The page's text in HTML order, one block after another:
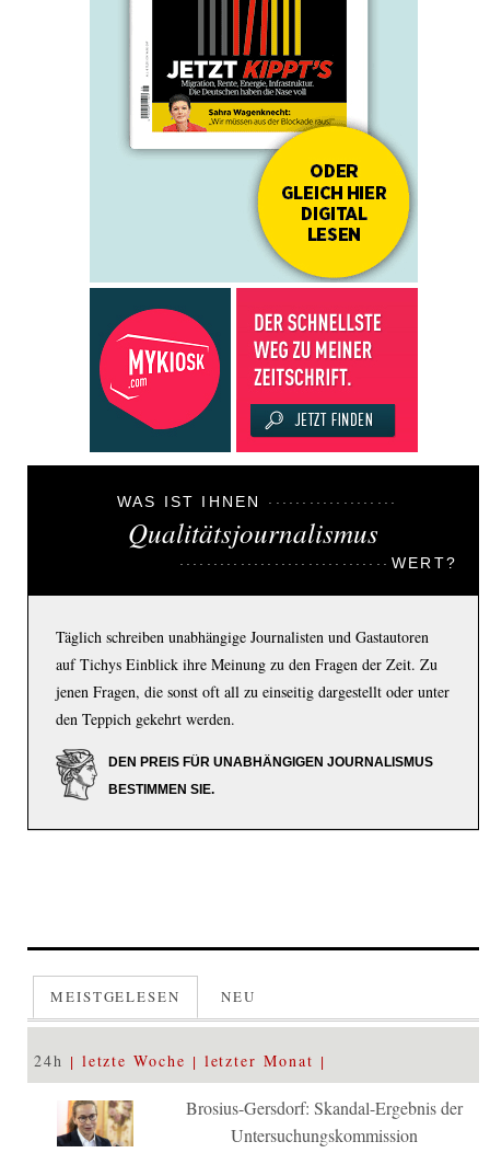
WAS IST IHNEN
Qualitätsjournalismus
WERT?
Täglich schreiben unabhängige Journalisten und Gastautoren
auf Tichys Einblick ihre Meinung zu den Fragen der Zeit. Zu
jenen Fragen, die sonst oft all zu einseitig dargestellt oder unter
den Teppich gekehrt werden.
DEN PREIS FÜR UNABHÄNGIGEN JOURNALISMUS
BESTIMMEN SIE.
MEISTGELESEN NEU
24h letzte Woche letzter Monat
Brosius-Gersdorf: Skandal-Ergebnis der
Untersuchungskommission